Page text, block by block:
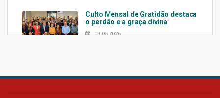
Culto Mensal de Gratidão destaca
o perdão e a graça divina
04.05.2026
Confira como foi o culto mensal